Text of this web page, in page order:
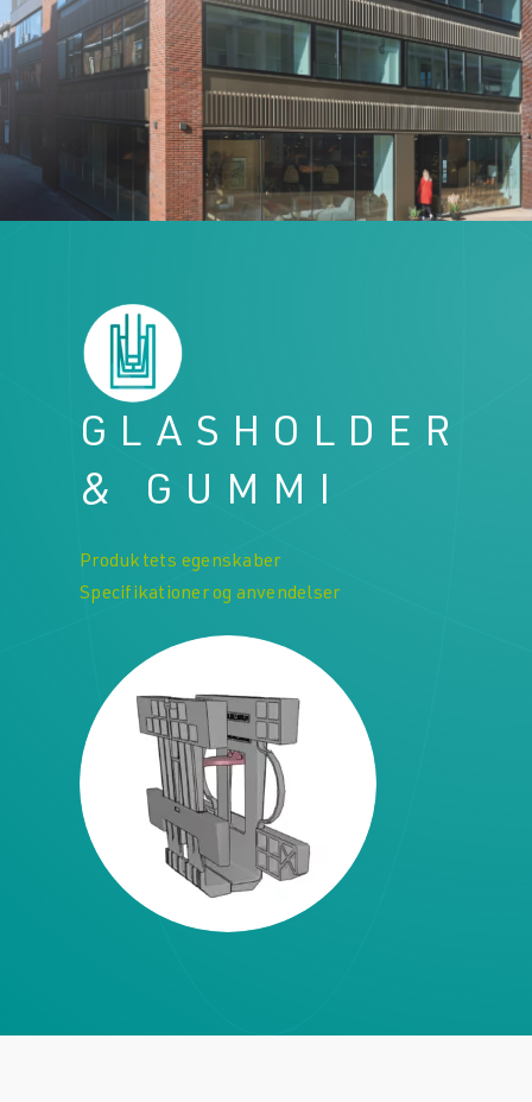
Downloads
Downloads
GLASHOLDER
& GUMMI
Produktets egenskaber
Specifikationer og anvendelser